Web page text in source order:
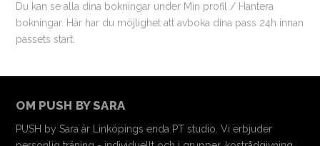
Du kan se alla dina bokningar under Min profil / Hantera
bokningar. Här har du möjlighet att avboka dina pass 24h innan
passets start.
OM PUSH BY SARA
PUSH by Sara är Linköpings enda PT studio. Vi erbjuder